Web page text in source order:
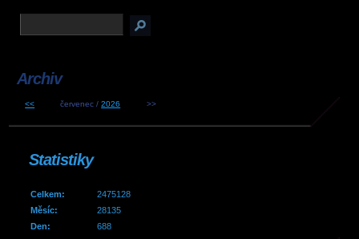
Archiv
<< červenec /2026 >>
Statistiky
Celkem:
2475128
Měsíc:
28135
Den:
688